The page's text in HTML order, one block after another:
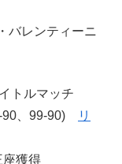
レンティーニ
トルマッチ
90、99-90)
リ
獲得